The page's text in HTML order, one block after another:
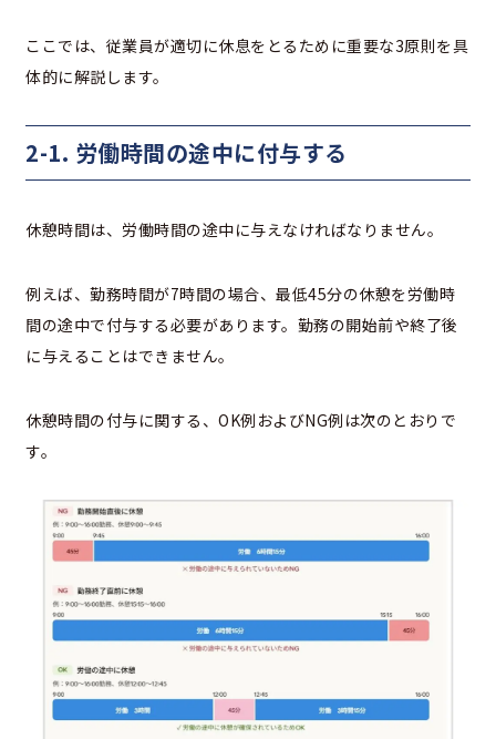
ここでは、従業員が適切に休息をとるために重要な3原則を具
体的に解説します。
2-1. 労働時間の途中に付与する
休憩時間は、労働時間の途中に与えなければなりません。
例えば、勤務時間が7時間の場合、最低45分の休憩を労働時
間の途中で付与する必要があります。勤務の開始前や終了後
に与えることはできません。
休憩時間の付与に関する、OK例およびNG例は次のとおりで
す。